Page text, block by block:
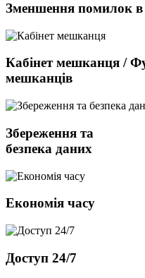
Зменшення помилок в
Кабінет мешканця /
мешканців
Збереження та
безпека даних
Економія часу
Доступ 24/7